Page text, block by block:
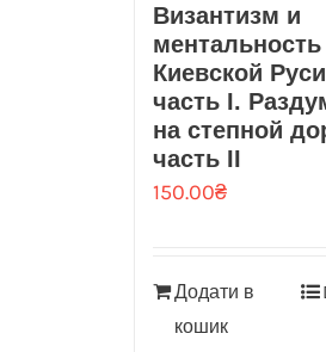
Византизм и
ментальность
Киевской
часть I.
на степной
часть II
150.00₴
Додати в
кошик